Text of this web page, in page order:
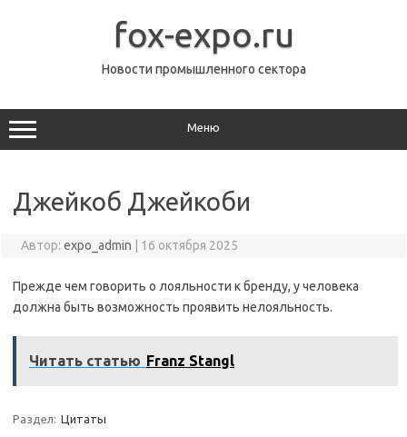
fox-expo.ru
Новости промышленного сектора
Меню
Джейкоб Джейкоби
Автор: expo_admin 16 октября 2025
Прежде чем говорить о лояльности к бренду, у человека
должна быть возможность проявить нелояльность.
Читать статью Franz Stangl
Раздел: Цитаты